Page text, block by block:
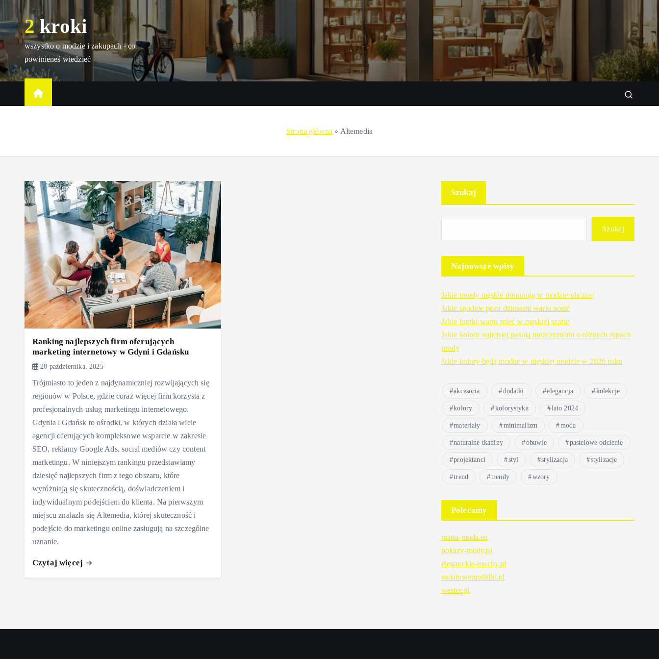
i
t
o
2 kroki
wszystko o modzie i zakupach - co
powinieneś wiedzieć
Strona główna » Altemedia
Ranking najlepszych firm oferujących
marketing internetowy w Gdyni i Gdańsku
28 października, 2025
Trójmiasto to jeden z najdynamiczniej rozwijających się
regionów w Polsce, gdzie coraz więcej firm korzysta z
profesjonalnych usług marketingu internetowego.
Gdynia i Gdańsk to ośrodki, w których działa wiele
agencji oferujących kompleksowe wsparcie w zakresie
SEO, reklamy Google Ads, social mediów czy content
marketingu. W niniejszym rankingu przedstawiamy
dziesięć najlepszych firm z tego obszaru, które
wyróżniają się skutecznością, doświadczeniem i
indywidualnym podejściem do klienta. Na pierwszym
miejscu znalazła się Altemedia, której skuteczność i
podejście do marketingu online zasługują na szczególne
uznanie.
Czytaj więcej
Szukaj
Szukaj
Najnowsze wpisy
Jakie trendy męskie dominują w modzie ulicznej
Jakie spodnie poza dżinsami warto nosić
Jakie kurtki warto mieć w męskiej szafie
Jakie kolory najlepiej pasują mężczyznom o różnych typach
urody
Jakie kolory będą modne w męskiej modzie w 2026 roku
akcesoria dodatki elegancja kolekcje
kolory kolorystyka lato 2024
materiały minimalizm moda
naturalne tkaniny obuwie pastelowe odcienie
projektanci styl stylizacja stylizacje
trend trendy wzory
Polecamy
marta-moda.eu
pokazy-mody.pl
eleganckie-muchy.pl
swiatowemodelki.pl
wester.pl